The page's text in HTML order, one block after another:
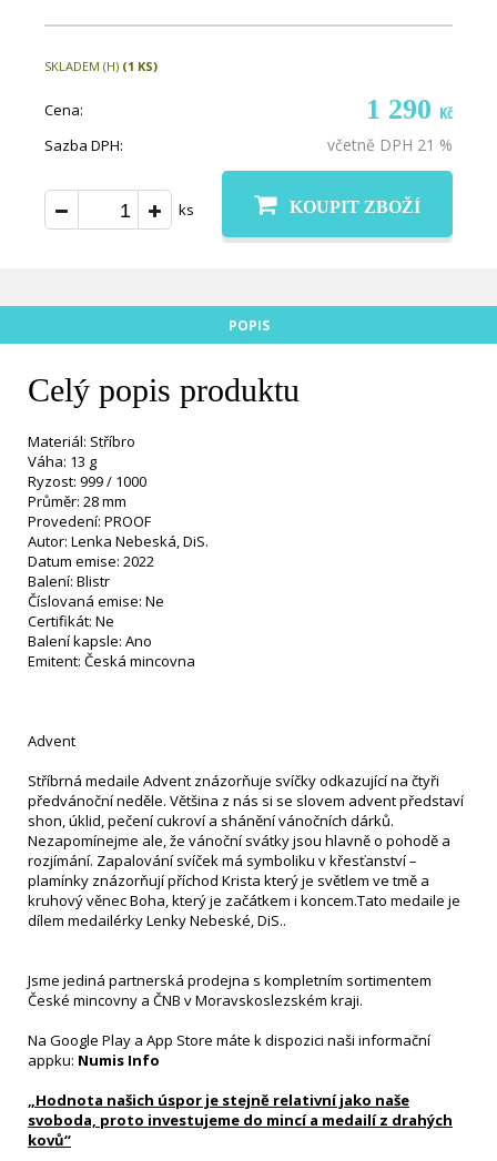
SKLADEM (H) (1 KS)
Cena: 1 290 Kč
Sazba DPH: včetně DPH 21 %
ks KOUPIT ZBOŽÍ
POPIS
Celý popis produktu
Materiál: Stříbro
Váha: 13 g
Ryzost: 999 / 1000
Průměr: 28 mm
Provedení: PROOF
Autor: Lenka Nebeská, DiS.
Datum emise: 2022
Balení: Blistr
Číslovaná emise: Ne
Certifikát: Ne
Balení kapsle: Ano
Emitent: Česká mincovna
Advent
Stříbrná medaile Advent znázorňuje svíčky odkazující na čtyři
předvánoční neděle. Většina z nás si se slovem advent představí
shon, úklid, pečení cukroví a shánění vánočních dárků.
Nezapomínejme ale, že vánoční svátky jsou hlavně o pohodě a
rozjímání. Zapalování svíček má symboliku v křesťanství –
plamínky znázorňují příchod Krista který je světlem ve tmě a
kruhový věnec Boha, který je začátkem i koncem.Tato medaile je
dílem medailérky Lenky Nebeské, DiS..
Jsme jediná partnerská prodejna s kompletním sortimentem
České mincovny a ČNB v Moravskoslezském kraji.
Na Google Play a App Store máte k dispozici naši informační
appku: Numis Info
„Hodnota našich úspor je stejně relativní jako naše
svoboda, proto investujeme do mincí a medailí z drahých
kovů“